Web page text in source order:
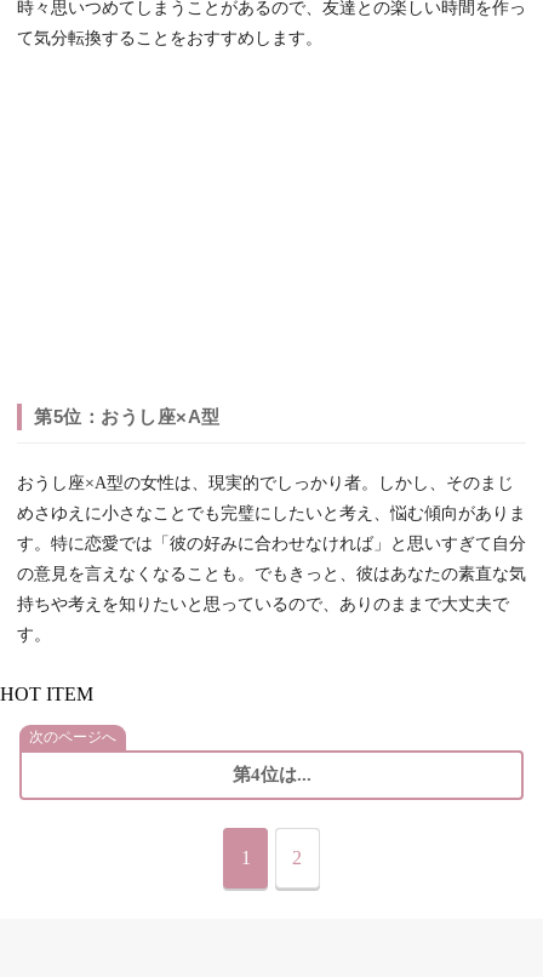
時々思いつめてしまうことがあるので、友達との楽しい時間を作っ
て気分転換することをおすすめします。
第5位：おうし座×A型
おうし座×A型の女性は、現実的でしっかり者。しかし、そのまじ
めさゆえに小さなことでも完璧にしたいと考え、悩む傾向がありま
す。特に恋愛では「彼の好みに合わせなければ」と思いすぎて自分
の意見を言えなくなることも。でもきっと、彼はあなたの素直な気
持ちや考えを知りたいと思っているので、ありのままで大丈夫で
す。
HOT ITEM
次のページへ
第4位は...
1 2